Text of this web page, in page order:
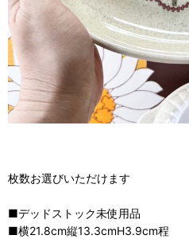
枚数お選びいただけます
■デッドストック未使用品
■横21.8cm縦13.3cmH3.9cm程